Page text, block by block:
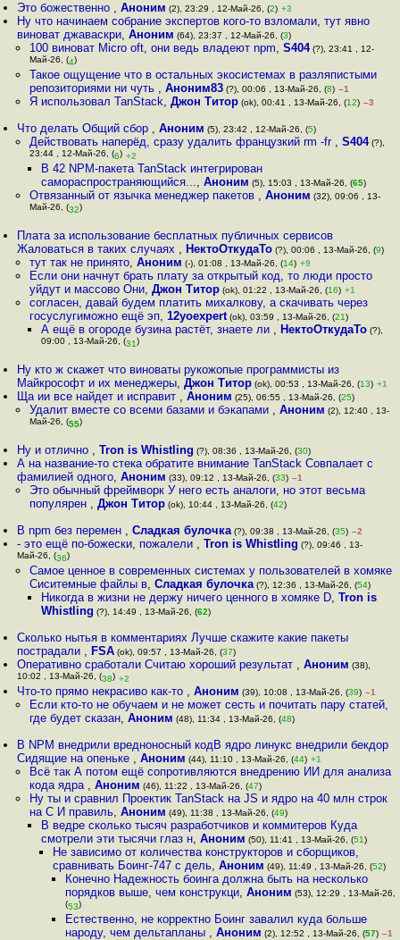
Это божественно ,Аноним (2), 23:29 , 12-Май-26, (2) +3
Ну что начинаем собрание экспертов кого-то взломали, тут явно
виноват джаваскри,Аноним (64), 23:37 , 12-Май-26, (3)
100 виноват Micro oft, они ведь владеют npm, S404(?), 23:41 , 12-
Май-26, (4)
Такое ощущение что в остальных экосистемах в разляпистыми
репозиториями ни чуть , Аноним83(?), 00:06 , 13-Май-26, (8) –1
Я использовал TanStack, Джон Титор(ok), 00:41 , 13-Май-26, (12) –3
Что делать Общий сбор ,Аноним (5), 23:42 , 12-Май-26, (5)
Действовать наперёд, сразу удалить французкий rm -fr , S404(?),
23:44 , 12-Май-26, (6) +2
В 42 NPM-пакета TanStack интегрирован
самораспространяющийся..., Аноним (5), 15:03 , 13-Май-26, (65)
Отвязанный от язычка менеджер пакетов , Аноним (32), 09:06 , 13-
Май-26, (32)
Плата за использование бесплатных публичных сервисов
Жаловаться в таких случаях , НектоОткудаТо (?), 00:06 , 13-Май-26, (9)
тут так не принято, Аноним (-), 01:08 , 13-Май-26, (14) +9
Если они начнут брать плату за открытый код, то люди просто
уйдут и массово Они, Джон Титор(ok), 01:22 , 13-Май-26, (16) +1
согласен, давай будем платить михалкову, а скачивать через
госуслугиможно ещё эп, 12yoexpert(ok), 03:59 , 13-Май-26, (21)
А ещё в огороде бузина растёт, знаете ли , НектоОткудаТо(?),
09:00 , 13-Май-26, (31)
Ну кто ж скажет что виноваты рукожопые программисты из
Майкрософт и их менеджеры,Джон Титор (ok), 00:53 , 13-Май-26, (13) +1
Ща ии все найдет и исправит ,Аноним (25), 06:55 , 13-Май-26, (25)
Удалит вместе со всеми базами и бэкапами , Аноним (2), 12:40 , 13-
Май-26, (55)
Ну и отлично ,Tron is Whistling (?), 08:36 , 13-Май-26, (30)
А на название-то стека обратите внимание TanStack Совпалает с
фамилией одного,Аноним (33), 09:12 , 13-Май-26, (33) –1
Это обычный фреймворк У него есть аналоги, но этот весьма
популярен , Джон Титор(ok), 10:44 , 13-Май-26, (42)
В npm без перемен ,Сладкая булочка (?), 09:38 , 13-Май-26, (35) –2
- это ещё по-божески, пожалели ,Tron is Whistling (?), 09:46 , 13-
Май-26, (36)
Самое ценное в современных системах у пользователей в хомяке
Сиситемные файлы в, Сладкая булочка(?), 12:36 , 13-Май-26, (54)
Никогда в жизни не держу ничего ценного в хомяке D, Tron is
Whistling (?), 14:49 , 13-Май-26, (62)
Сколько нытья в комментариях Лучше скажите какие пакеты
пострадали , FSA (ok), 09:57 , 13-Май-26, (37)
Оперативно сработали Считаю хороший результат ,Аноним (38),
10:02 , 13-Май-26, (38) +2
Что-то прямо некрасиво как-то ,Аноним (39), 10:08 , 13-Май-26, (39) –1
Если кто-то не обучаем и не может сесть и почитать пару статей,
где будет сказан, Аноним (48), 11:34 , 13-Май-26, (48)
В NPM внедрили вредноносный кодВ ядро линукс внедрили бекдор
Сидящие на опеньке ,Аноним (44), 11:10 , 13-Май-26, (44) +1
Всё так А потом ещё сопротивляются внедрению ИИ для анализа
кода ядра , Аноним (46), 11:22 , 13-Май-26, (47)
Ну ты и сравнил Проектик TanStack на JS и ядро на 40 млн строк
на С И правиль, Аноним (49), 11:38 , 13-Май-26, (49)
В ведре сколько тысяч разработчиков и коммитеров Куда
смотрели эти тысячи глаз н, Аноним (50), 11:41 , 13-Май-26, (51)
Не зависимо от количества конструкторов и сборщиков,
сравнивать Боинг-747 с дель,Аноним (49), 11:49 , 13-Май-26, (52)
Конечно Надежность боинга должна быть на несколько
порядков выше, чем конструкци, Аноним (53), 12:29 , 13-Май-26,
(53)
Естественно, не корректно Боинг завалил куда больше
народу, чем дельтапланы , Аноним (2), 12:52 , 13-Май-26, (57) –1